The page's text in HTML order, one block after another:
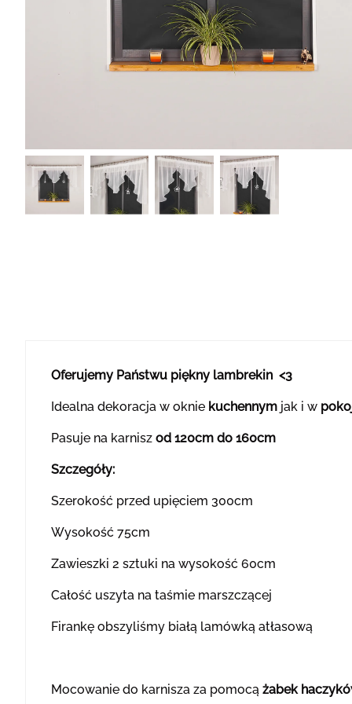
Oferujemy Państwu piękny lambrekin <3
Idealna dekoracja w oknie kuchennym jak i w
Pasuje na karnisz od 120cm do 160cm
Szczegóły:
Szerokość przed upięciem 300cm
Wysokość 75cm
Zawieszki 2 sztuki na wysokość 60cm
Całość uszyta na taśmie marszczącej
Firankę obszyliśmy białą lamówką atłasową
Mocowanie do karnisza za pomocą żabek